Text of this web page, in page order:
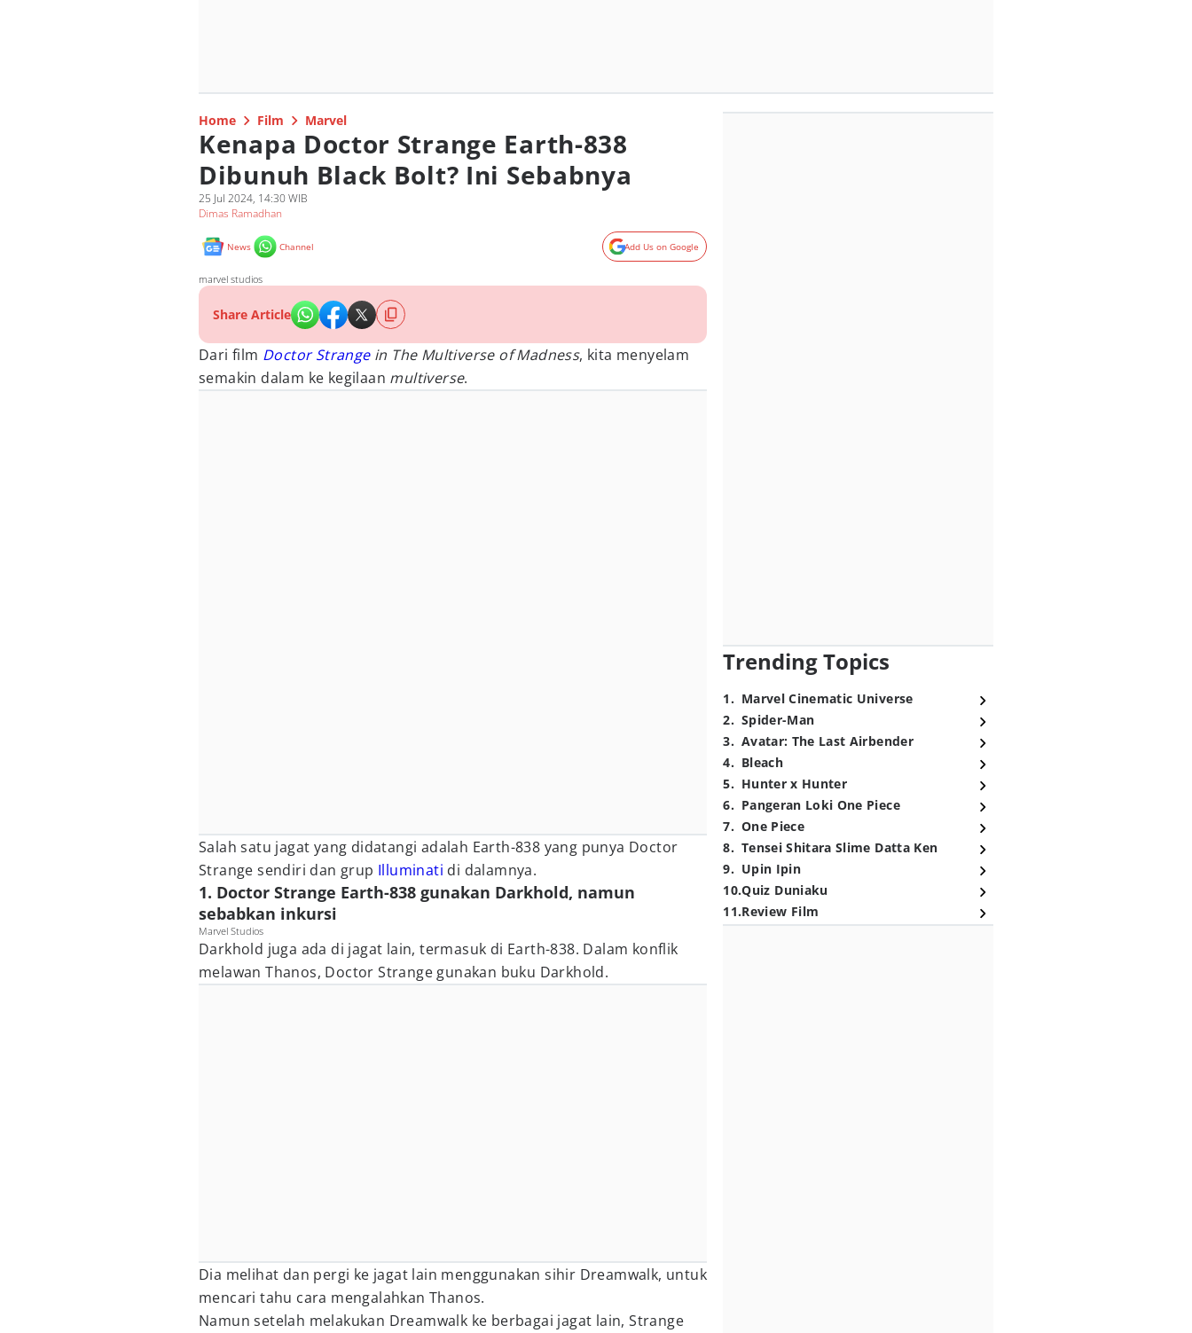
Home Film Marvel
Kenapa Doctor Strange Earth-838
Dibunuh Black Bolt? Ini Sebabnya
25 Jul 2024, 14:30 WIB
Dimas Ramadhan
News Channel Add Us on Google
marvel studios
Share Article
Dari film Doctor Strangein The Multiverse of Madness, kita menyelam
semakin dalam ke kegilaan multiverse.
Salah satu jagat yang didatangi adalah Earth-838 yang punya Doctor
Strange sendiri dan grup Illuminati di dalamnya.
1. Doctor Strange Earth-838 gunakan Darkhold, namun
sebabkan inkursi
Marvel Studios
Darkhold juga ada di jagat lain, termasuk di Earth-838. Dalam konflik
melawan Thanos, Doctor Strange gunakan buku Darkhold.
Dia melihat dan pergi ke jagat lain menggunakan sihir Dreamwalk, untuk
mencari tahu cara mengalahkan Thanos.
Namun setelah melakukan Dreamwalk ke berbagai jagat lain, Strange
Trending Topics
1. Marvel Cinematic Universe
2. Spider-Man
3. Avatar: The Last Airbender
4. Bleach
5. Hunter x Hunter
6. Pangeran Loki One Piece
7. One Piece
8. Tensei Shitara Slime Datta Ken
9. Upin Ipin
10.Quiz Duniaku
11.Review Film